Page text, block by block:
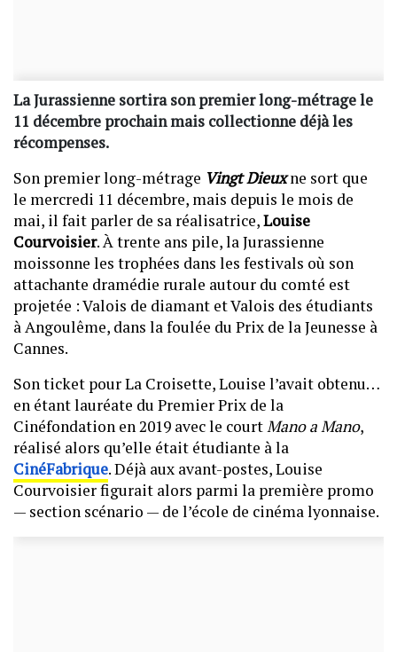
La Jurassienne sortira son premier long-métrage le
11 décembre prochain mais collectionne déjà les
récompenses.
Son premier long-métrage Vingt Dieuxne sort que
le mercredi 11 décembre, mais depuis le mois de
mai, il fait parler de sa réalisatrice,Louise
Courvoisier. À trente ans pile, la Jurassienne
moissonne les trophées dans les festivals où son
attachante dramédie rurale autour du comté est
projetée : Valois de diamant et Valois des étudiants
à Angoulême, dans la foulée du Prix de la Jeunesse à
Cannes.
Son ticket pour La Croisette, Louise l’avait obtenu…
en étant lauréate du Premier Prix de la
Cinéfondation en 2019 avec le courtMano a Mano,
réalisé alors qu’elle était étudiante à la
CinéFabrique. Déjà aux avant-postes, Louise
Courvoisier figurait alors parmi la première promo
— section scénario — de l’école de cinéma lyonnaise.